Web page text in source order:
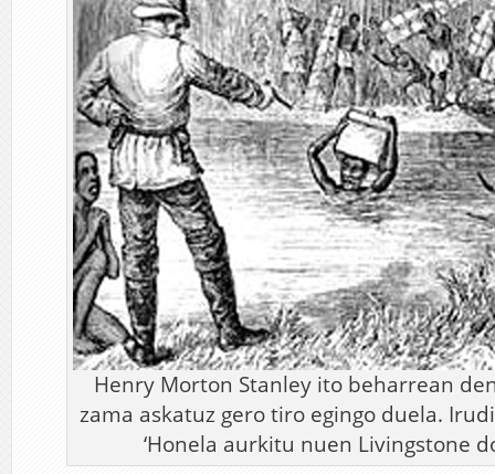
Henry Morton Stanley ito beharrean
zama askatuz gero tiro egingo duela.
‘Honela aurkitu nuen Livingstone